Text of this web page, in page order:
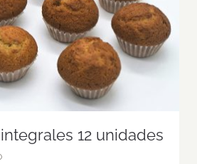
12 unidades